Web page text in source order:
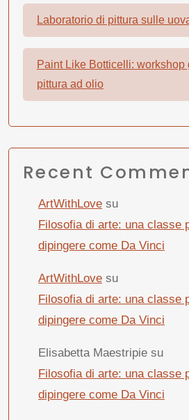
Laboratorio di pittura sulle
Paint Like Botticelli: workshop
pittura ad olio
Recent
ArtWithLove su
Filosofia di arte: una classe
dipingere come Da Vinci
ArtWithLove su
Filosofia di arte: una classe
dipingere come Da Vinci
Elisabetta Maestripie su
Filosofia di arte: una classe
dipingere come Da Vinci